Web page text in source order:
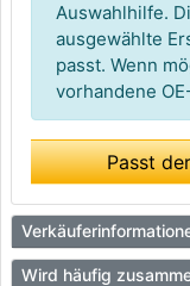
Auswahlhilfe.
ausgewählte
passt. Wenn
vorhandene
Passt
Wird häufig